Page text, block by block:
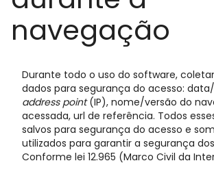
navegação
Durante todo o uso do software,
dados para segurança do acesso:
address point(IP), nome/versão do
acessada, url de referência. Todos
salvos para segurança do acesso e
utilizados para garantir a segurança
Conforme lei 12.965 (Marco Civil da